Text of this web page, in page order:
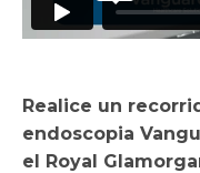
Realice un
endoscopia
el Royal